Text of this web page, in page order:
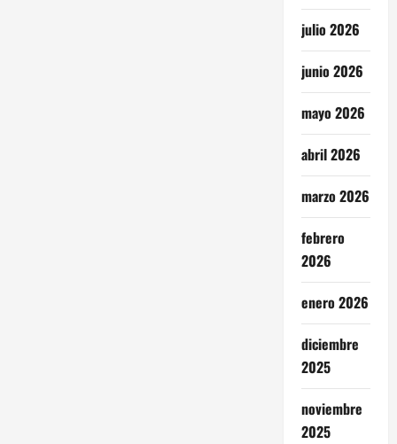
julio 2026
junio 2026
mayo 2026
abril 2026
marzo 2026
febrero
2026
enero 2026
diciembre
2025
noviembre
2025